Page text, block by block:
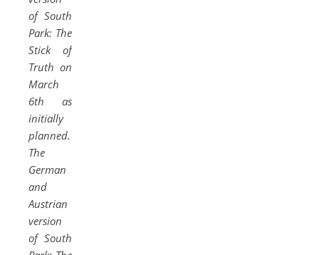
of South
Park: The
Stick of
Truth on
March
6th as
initially
planned.
The
German
and
Austrian
version
of South